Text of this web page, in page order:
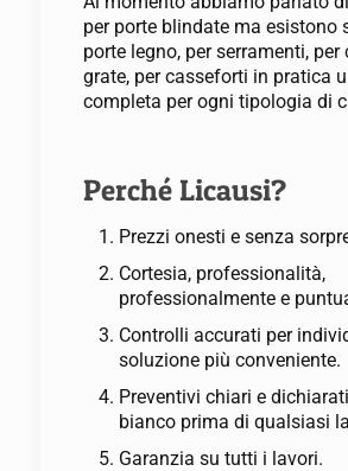
per porte blindate ma esistono
porte legno, per serramenti, per
grate, per casseforti in pratica
completa per ogni tipologia di
Perché Licausi?
Prezzi onesti e senza
Cortesia, professionalità,
professionalmente e
Controlli accurati per
soluzione più conveniente.
Preventivi chiari e
bianco prima di qualsiasi
Garanzia su tutti i lavori.